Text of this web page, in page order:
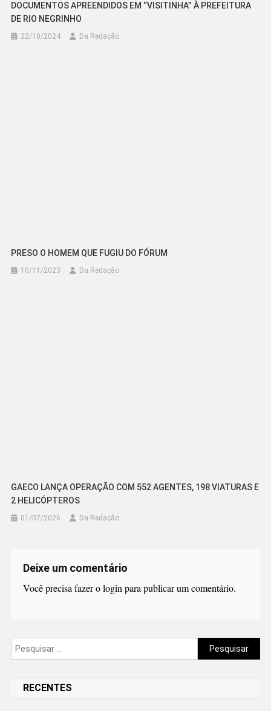
DOCUMENTOS APREENDIDOS EM “VISITINHA” À PREFEITURA
DE RIO NEGRINHO
22/10/2024 Da Redação
PRESO O HOMEM QUE FUGIU DO FÓRUM
10/11/2023 Da Redação
GAECO LANÇA OPERAÇÃO COM 552 AGENTES, 198 VIATURAS E
2 HELICÓPTEROS
01/07/2026 Da Redação
Deixe um comentário
Você precisa fazer ologinpara publicar um comentário.
Pesquisar
por:
RECENTES